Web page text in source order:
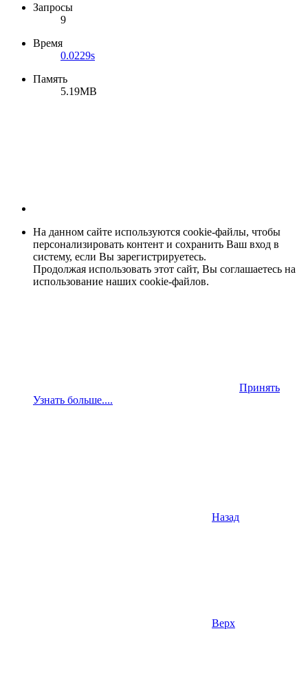
Запросы
9
Время
0.0229s
Память
5.19MB
На данном сайте используются cookie-файлы, чтобы
персонализировать контент и сохранить Ваш вход в
систему, если Вы зарегистрируетесь.
Продолжая использовать этот сайт, Вы соглашаетесь на
использование наших cookie-файлов.
Принять
Узнать больше....
Назад
Верх